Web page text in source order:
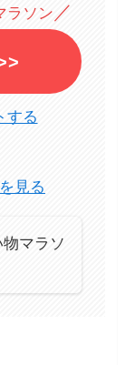
ラソン ／
する
見る
物マラソ